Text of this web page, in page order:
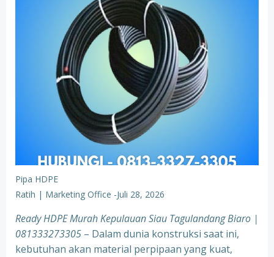
Pipa HDPE
Ratih | Marketing Office -Juli 28, 2026
Ready HDPE Murah Kepulauan Siau Tagulandang Biaro |
081333273305 – Dalam dunia konstruksi saat ini,
kebutuhan akan material perpipaan yang kuat,